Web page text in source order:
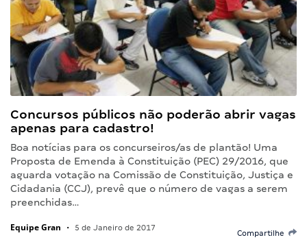
Concursos públicos não poderão abrir vagas
apenas para cadastro!
Boa notícias para os concurseiros/as de plantão! Uma
Proposta de Emenda à Constituição (PEC) 29/2016, que
aguarda votação na Comissão de Constituição, Justiça e
Cidadania (CCJ), prevê que o número de vagas a serem
preenchidas…
Equipe Gran • 5 de Janeiro de 2017
Compartilhe